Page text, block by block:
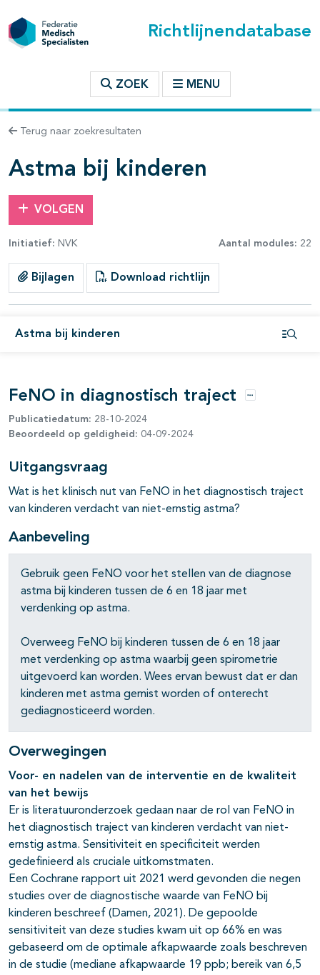
Richtlijnendatabase
ZOEK MENU
Terug naar zoekresultaten
Astma bij kinderen
VOLGEN
Initiatief: NVK Aantal modules: 22
Bijlagen Download richtlijn
Astma bij kinderen
binnen deze richtlijn
open- en dichtklappen
FeNO in diagnostisch traject Opties
Publicatiedatum: 28-10-2024
Beoordeeld op geldigheid: 04-09-2024
Uitgangsvraag
Wat is het klinisch nut van FeNO in het diagnostisch traject
van kinderen verdacht van niet-ernstig astma?
Aanbeveling
Gebruik geen FeNO voor het stellen van de diagnose
astma bij kinderen tussen de 6 en 18 jaar met
verdenking op astma.
Overweeg FeNO bij kinderen tussen de 6 en 18 jaar
met verdenking op astma waarbij geen spirometrie
uitgevoerd kan worden. Wees ervan bewust dat er dan
kinderen met astma gemist worden of onterecht
gediagnosticeerd worden.
Overwegingen
Voor- en nadelen van de interventie en de kwaliteit
van het bewijs
Er is literatuuronderzoek gedaan naar de rol van FeNO in
het diagnostisch traject van kinderen verdacht van niet-
ernstig astma. Sensitiviteit en specificiteit werden
gedefinieerd als cruciale uitkomstmaten.
Een Cochrane rapport uit 2021 werd gevonden die negen
studies over de diagnostische waarde van FeNO bij
kinderen beschreef (Damen, 2021). De gepoolde
sensitiviteit van deze studies kwam uit op 66% en was
gebaseerd om de optimale afkapwaarde zoals beschreven
in de studie (mediane afkapwaarde 19 ppb; bereik van 6,5